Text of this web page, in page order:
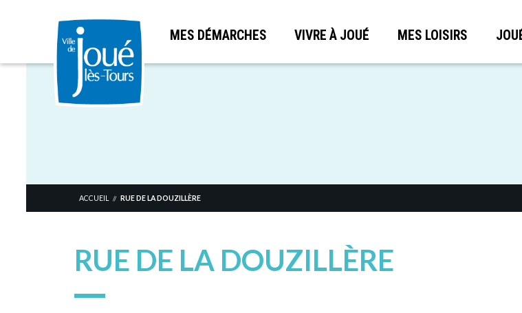
Aller
MES DÉMARCHES VIVRE À JOUÉ MES LOISIRS
ACCUEIL // RUE DE LA DOUZILLÈRE
RUE DE LA DOUZILLÈRE